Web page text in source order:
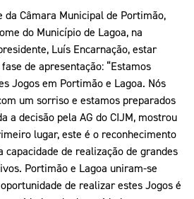
da Câmara Municipal de Portimão,
do Município de Lagoa, na
Luís Encarnação, estar
de apresentação: “Estamos
Jogos em Portimão e Lagoa. Nós
um sorriso e estamos preparados
a decisão pela AG do CIJM, mostrou
lugar, este é o reconhecimento
capacidade de realização de grandes
Portimão e Lagoa uniram-se
de realizar estes Jogos é